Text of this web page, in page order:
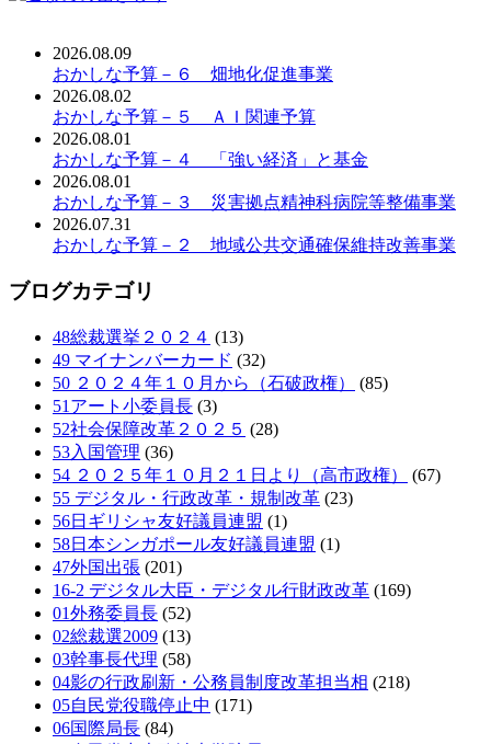
2026.08.09
おかしな予算－６ 畑地化促進事業
2026.08.02
おかしな予算－５ ＡＩ関連予算
2026.08.01
おかしな予算－４ 「強い経済」と基金
2026.08.01
おかしな予算－３ 災害拠点精神科病院等整備事業
2026.07.31
おかしな予算－２ 地域公共交通確保維持改善事業
ブログカテゴリ
48総裁選挙２０２４ (13)
49 マイナンバーカード (32)
50 ２０２４年１０月から（石破政権）
(85)
51アート小委員長 (3)
52社会保障改革２０２５ (28)
53入国管理 (36)
54 ２０２５年１０月２１日より（高市政権）
(67)
55 デジタル・行政改革・規制改革 (23)
56日ギリシャ友好議員連盟 (1)
58日本シンガポール友好議員連盟 (1)
47外国出張 (201)
16-2 デジタル大臣・デジタル行財政改革 (169)
01外務委員長 (52)
02総裁選2009 (13)
03幹事長代理 (58)
04影の行政刷新・公務員制度改革担当相 (218)
05自民党役職停止中 (171)
06国際局長 (84)